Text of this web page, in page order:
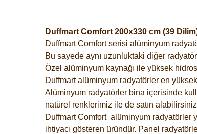
Duffmart Comfort 200x330 cm (39
Duffmart Comfort serisi alüminyum
Bu sayede aynı uzunluktaki diğer
Özel alüminyum kaynağı ile yüksek
Duffmart alüminyum radyatörler en
Alüminyum radyatörler bina içerisinde
natürel renklerimiz ile de satın
Duffmart Comfort alüminyum radyatörler
ihtiyacı gösteren üründür. Panel